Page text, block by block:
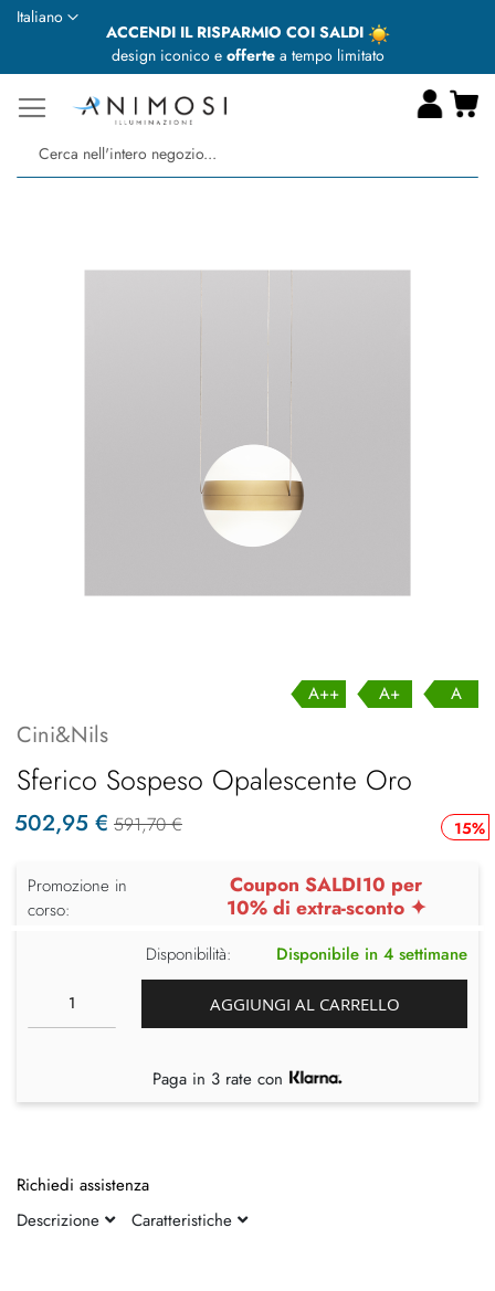
ACCENDI IL RISPARMIO COI SALDI
design iconico e offertea tempo limitato
Lingua
Italiano
A++ A+ A
Cini&Nils
Sferico Sospeso Opalescente Oro
15%
502,95 € 591,70 €
Promozione in
corso:
Coupon SALDI10 per
10% di extra-sconto ✦
Disponibilità: Disponibile in 4 settimane
AGGIUNGI AL CARRELLO
Paga in 3 rate con
Richiedi assistenza
Descrizione
Caratteristiche